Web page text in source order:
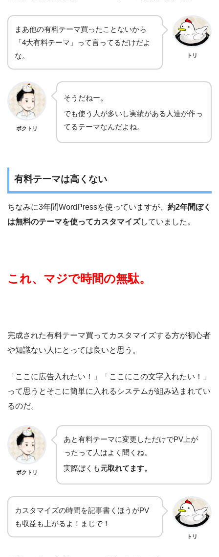
まあ他の有料テーマ買ったことないから
「4大有料テーマ」って言ってるだけだよ
な。
トリ
ボクトリ
そうだねー。
でも使う人が多いし実績がある人達が作っ
てるテーマなんだよね。
有料テーマは高くない
ちなみに3年間WordPressを使っていますが、 約2年間ぼく
は無料のテーマを使ってカスタマイズしていました。
これ、マジで時間の無駄。
完成された有料テーマ買ってカスタマイズする方が初心者
や知識ない人にとっては良いと思う。
「ここに広告入れたい！」「ここにこの文字入れたい！」
って思うとそこに簡単に入れるシステムが組み込まれてい
るのだ。
ボクトリ
あと有料テーマに変更しただけでPV上が
ったって人はよく聞くね。
実際ぼくも元取れてます。
カスタマイズの時間を記事書くほうがPV
も収益も上がるよ！まじで！
トリ